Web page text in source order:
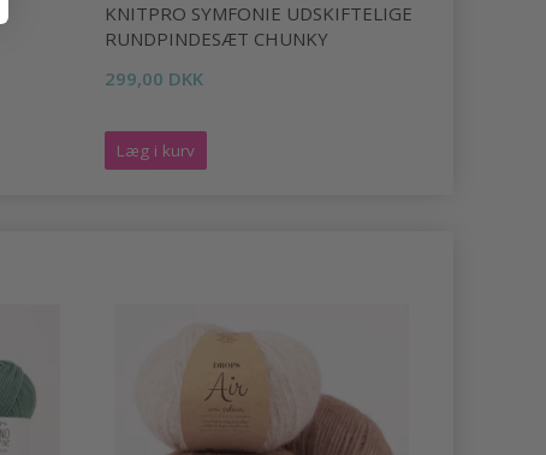
KNITPRO SYMFONIE UDSKIFTELIGE
RUNDPINDESÆT CHUNKY
299,00 DKK
Læg i kurv